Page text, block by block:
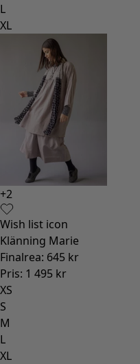
L
XL
+2
Wish list icon
Klänning Marie
Finalrea: 645 kr
Pris: 1 495 kr
XS
S
M
L
XL